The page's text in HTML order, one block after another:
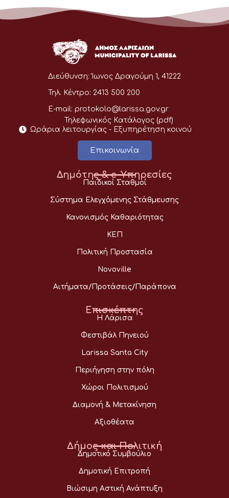
Διεύθυνση: Ίωνος Δραγούμη 1, 41222
Τηλ. Κέντρο: 2413 500 200
E-mail: protokolo@larissa.gov.gr
Τηλεφωνικός Κατάλογος (pdf)
Ωράρια λειτουργίας - Eξυπηρέτηση κοινού
Επικοινωνία
Δημότης & e-Υπηρεσίες
Παιδικοί Σταθμοί
Σύστημα Ελεγχόμενης Στάθμευσης
Κανονισμός Καθαριότητας
ΚΕΠ
Πολιτική Προστασία
Novoville
Αιτήματα/Προτάσεις/Παράπονα
Επισκέπτης
Η Λάρισα
Φεστιβάλ Πηνειού
Larissa Santa City
Περιήγηση στην πόλη
Χώροι Πολιτισμού
Διαμονή & Μετακίνηση
Αξιοθέατα
Δήμος και Πολιτική
Δημοτικό Συμβούλιο
Δημοτική Επιτροπή
Βιώσιμη Αστική Ανάπτυξη